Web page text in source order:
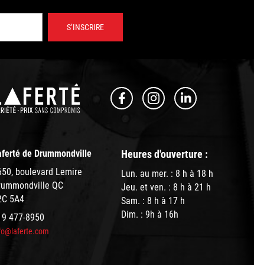
S’INSCRIRE
de Drummondville
boulevard Lemire
QC
5A4
477-8950
Heures d'ouverture :
Lun. au mer. : 8 h à 18 h
Jeu. et ven. : 8 h à 21 h
Sam. : 8 h à 17 h
Dim. : 9h à 16h